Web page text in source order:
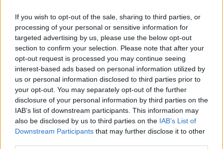
If you wish to opt-out of the sale, sharing to third parties, or
processing of your personal or sensitive information for
targeted advertising by us, please use the below opt-out
section to confirm your selection. Please note that after your
opt-out request is processed you may continue seeing
interest-based ads based on personal information utilized by
us or personal information disclosed to third parties prior to
your opt-out. You may separately opt-out of the further
disclosure of your personal information by third parties on the
IAB’s list of downstream participants. This information may
also be disclosed by us to third parties on the IAB’s List of
Downstream Participants that may further disclose it to other